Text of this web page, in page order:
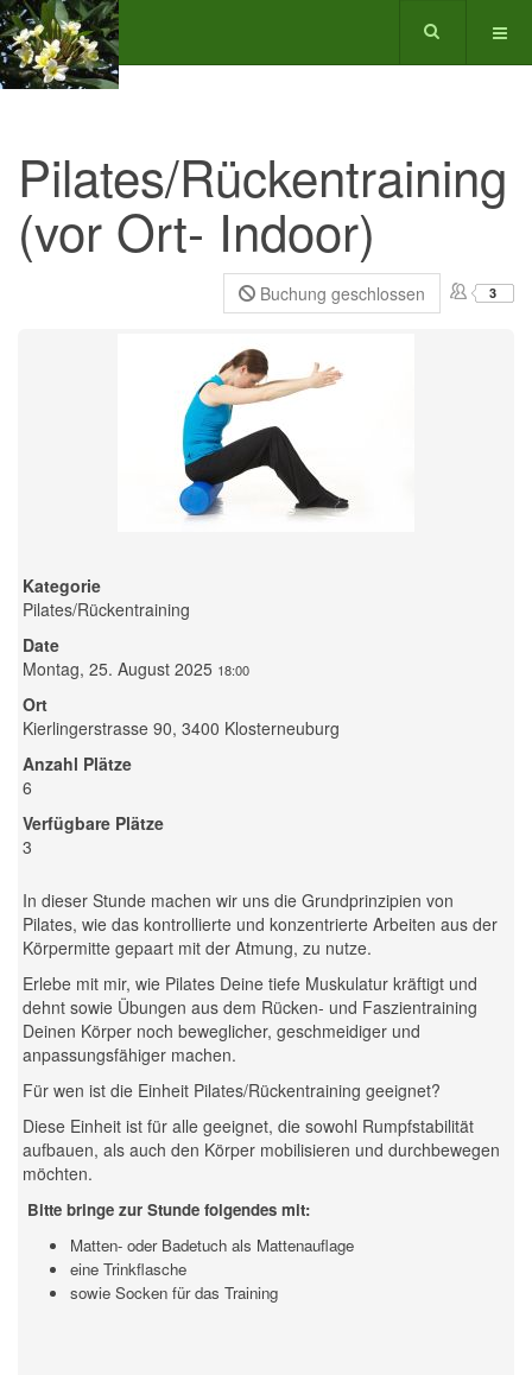
Pilates/Rückentraining
(vor Ort- Indoor)
Buchung geschlossen 3
Kategorie
Pilates/Rückentraining
Date
Montag, 25. August 2025 18:00
Ort
Kierlingerstrasse 90, 3400 Klosterneuburg
Anzahl Plätze
6
Verfügbare Plätze
3
In dieser Stunde machen wir uns die Grundprinzipien von
Pilates, wie das kontrollierte und konzentrierte Arbeiten aus der
Körpermitte gepaart mit der Atmung, zu nutze.
Erlebe mit mir, wie Pilates Deine tiefe Muskulatur kräftigt und
dehnt sowie Übungen aus dem Rücken- und Faszientraining
Deinen Körper noch beweglicher, geschmeidiger und
anpassungsfähiger machen.
Für wen ist die Einheit Pilates/Rückentraining geeignet?
Diese Einheit ist für alle geeignet, die sowohl Rumpfstabilität
aufbauen, als auch den Körper mobilisieren und durchbewegen
möchten.
Bitte bringe zur Stunde folgendes mit:
Matten- oder Badetuch als Mattenauflage
eine Trinkflasche
sowie Socken für das Training